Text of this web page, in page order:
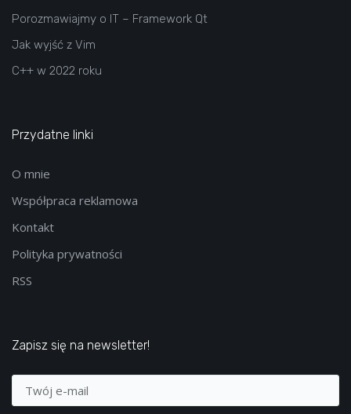
Porozmawiajmy o IT – Framework Qt
Jak wyjść z Vim
C++ w 2022 roku
Przydatne linki
O mnie
Współpraca reklamowa
Kontakt
Polityka prywatności
RSS
Zapisz się na newsletter!